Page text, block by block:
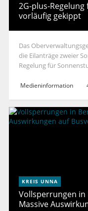
2G-plus-
vorläufig gekippt
Das
die Eilanträge zweier
Regelung für
Medieninformation
KREIS UNNA
Vollsperrungen in
Massive